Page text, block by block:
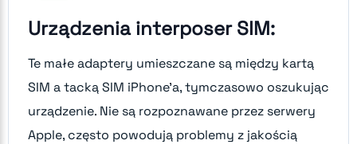
Urządzenia interposer SIM:
Te małe adaptery umieszczane są między kartą
SIM a tacką SIM iPhone'a, tymczasowo oszukując
urządzenie. Nie są rozpoznawane przez serwery
Apple, często powodują problemy z jakością